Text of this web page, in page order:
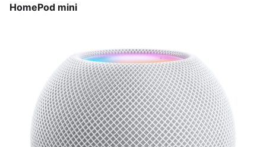
HomePod mini